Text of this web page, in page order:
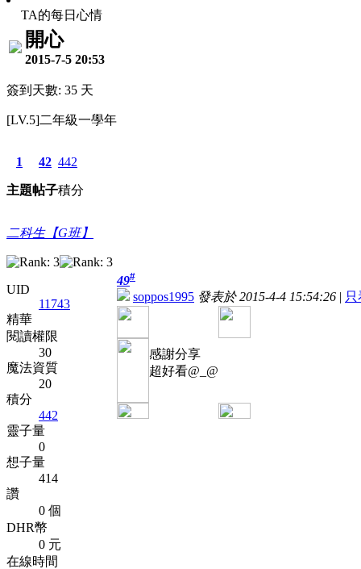
TA的每日心情
開心
2015-7-5 20:53
簽到天數: 35 天
[LV.5]二年級一學年
1
主題
42
帖子
442
積分
二科生【G班】
UID
11743
精華
閱讀權限
30
魔法資質
20
積分
442
靈子量
0
想子量
414
讚
0 個
DHR幣
0 元
在線時間
49#
soppos1995 發表於 2015-4-4 15:54:26 |
感謝分享
超好看@_@